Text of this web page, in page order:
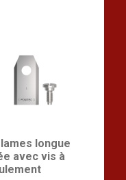
longue
avec vis à